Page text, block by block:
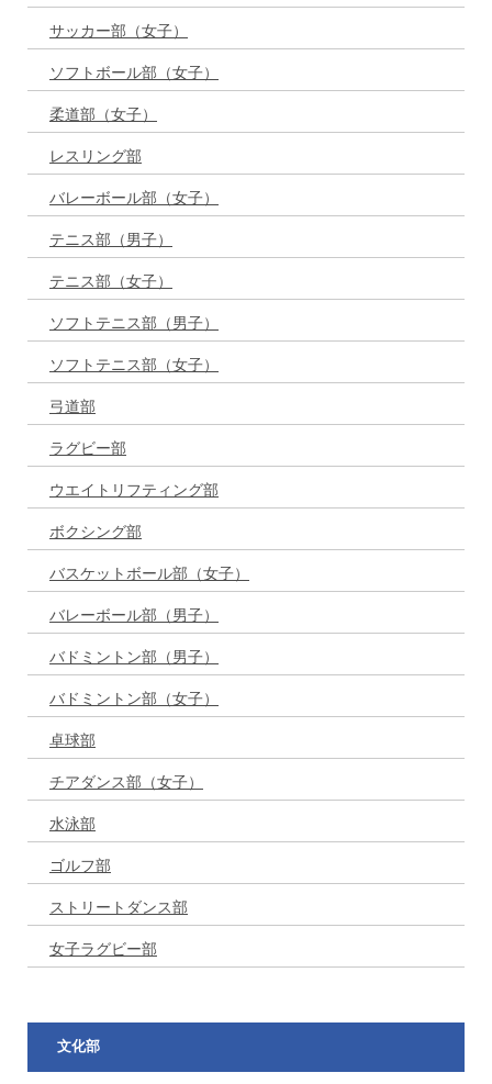
サッカー部（女子）
ソフトボール部（女子）
柔道部（女子）
レスリング部
バレーボール部（女子）
テニス部（男子）
テニス部（女子）
ソフトテニス部（男子）
ソフトテニス部（女子）
弓道部
ラグビー部
ウエイトリフティング部
ボクシング部
バスケットボール部（女子）
バレーボール部（男子）
バドミントン部（男子）
バドミントン部（女子）
卓球部
チアダンス部（女子）
水泳部
ゴルフ部
ストリートダンス部
女子ラグビー部
文化部